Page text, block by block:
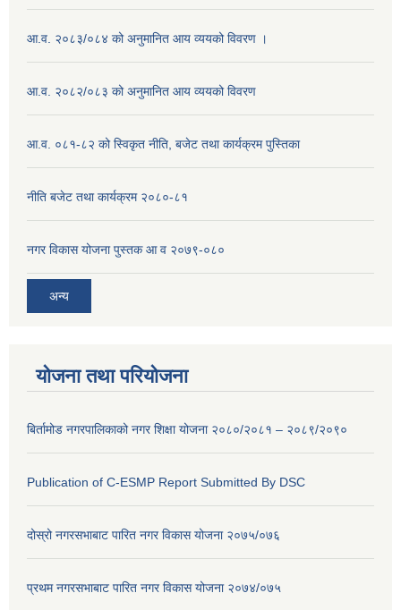
आ.व. २०८३/०८४ को अनुमानित आय व्ययको विवरण ।
आ.व. २०८२/०८३ को अनुमानित आय व्ययको विवरण
आ.व. ०८१-८२ को स्विकृत नीति, बजेट तथा कार्यक्रम पुस्तिका
नीति बजेट तथा कार्यक्रम २०८०-८१
नगर विकास योजना पुस्तक आ व २०७९-०८०
अन्य
योजना तथा परियोजना
बिर्तामोड नगरपालिकाको नगर शिक्षा योजना २०८०/२०८१ – २०८९/२०९०
Publication of C-ESMP Report Submitted By DSC
दोस्रो नगरसभाबाट पारित नगर विकास योजना २०७५/०७६
प्रथम नगरसभाबाट पारित नगर विकास योजना २०७४/०७५